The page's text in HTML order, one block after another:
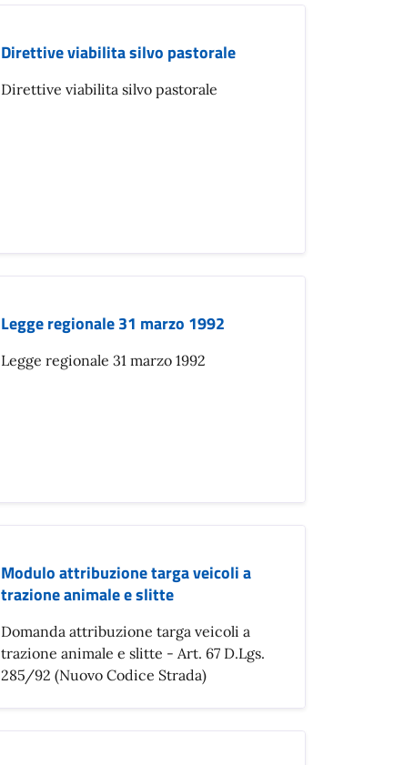
Direttive viabilita silvo pastorale
Direttive viabilita silvo pastorale
Legge regionale 31 marzo 1992
Legge regionale 31 marzo 1992
Modulo attribuzione targa veicoli a
trazione animale e slitte
Domanda attribuzione targa veicoli a
trazione animale e slitte - Art. 67 D.Lgs.
285/92 (Nuovo Codice Strada)